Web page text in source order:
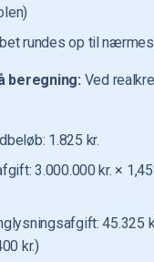
rundes op til
beregning: Ved
1.825 kr.
3.000.000 kr. ×
45.325
kr.)